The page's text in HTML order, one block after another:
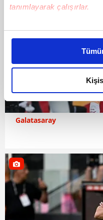
tanımlayarak çalışırlar.
Bu çerezlere izin
daha iyi reklam deneyimi
amacımızın size daha
olduğunu ve sizlere en iyi
elimizden gelen çabayı
reklamların
kalemimiz olduğunu
takdirde, kullanıcılara
gösterilmeyecektir."
Sizlere daha iyi bir
Sitemizde kendimize ve
kullanılmaktadır. Bu
Galatasaray